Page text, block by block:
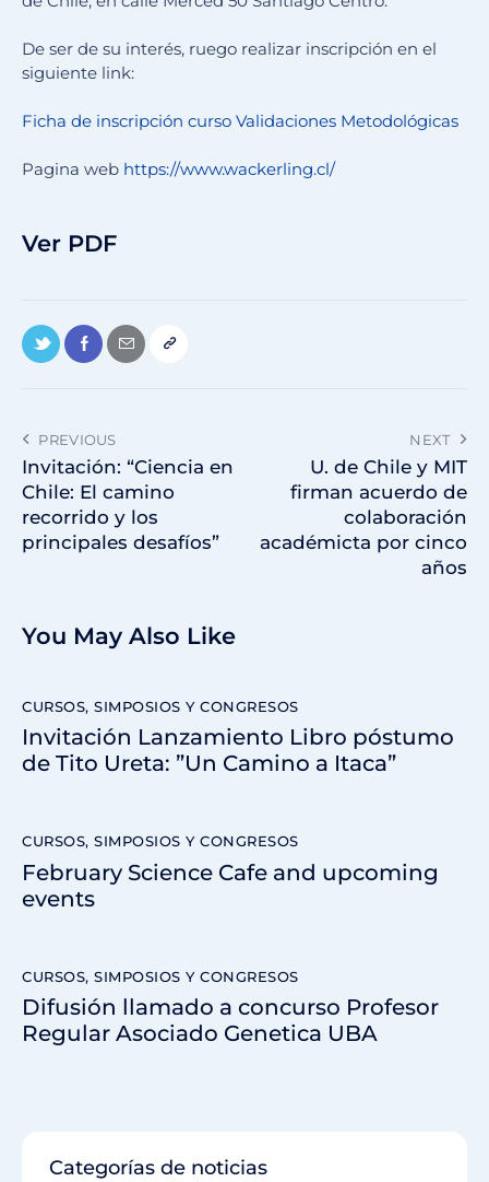
De ser de su interés, ruego realizar inscripción en el
siguiente link:
Ficha de inscripción curso Validaciones Metodológicas
Pagina web https://www.wackerling.cl/
Ver PDF
PREVIOUS
Invitación: “Ciencia en
Chile: El camino
recorrido y los
principales desafíos”
NEXT
U. de Chile y MIT
firman acuerdo de
colaboración
académicta por cinco
años
You May Also Like
CURSOS, SIMPOSIOS Y CONGRESOS
Invitación Lanzamiento Libro póstumo
de Tito Ureta: ”Un Camino a Itaca”
CURSOS, SIMPOSIOS Y CONGRESOS
February Science Cafe and upcoming
events
CURSOS, SIMPOSIOS Y CONGRESOS
Difusión llamado a concurso Profesor
Regular Asociado Genetica UBA
Categorías de noticias